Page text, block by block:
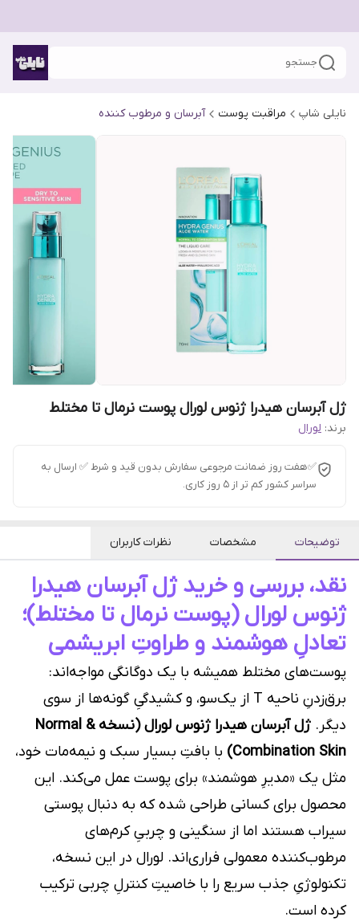
جستجو
نایلی شاپ مراقبت پوست آبرسان و مرطوب کننده
ژل آبرسان هیدرا ژنوس لورال پوست نرمال تا مختلط
برند: لورال
✅هفت روز ضمانت مرجوعی سفارش بدون قید و شرط ✅ ارسال به
سراسر کشور کم تر از 5 روز کاری.
توضیحات مشخصات نظرات کاربران
نقد، بررسی و خرید ژل آبرسان هیدرا
ژنوس لورال (پوست نرمال تا مختلط)؛
تعادلِ هوشمند و طراوتِ ابریشمی
پوست‌های مختلط همیشه با یک دوگانگی مواجه‌اند:
برق‌زدنِ ناحیه T از یک‌سو، و کشیدگیِ گونه‌ها از سوی
دیگر.
ژل آبرسان هیدرا ژنوس لورال (نسخه Normal &
Combination Skin)
با بافتِ بسیار سبک و نیمه‌مات خود،
مثل یک «مدیرِ هوشمند» برای پوست عمل می‌کند. این
محصول برای کسانی طراحی شده که به دنبال پوستی
سیراب هستند اما از سنگینی و چربیِ کرم‌های
مرطوب‌کننده معمولی فراری‌اند. لورال در این نسخه،
تکنولوژیِ جذب سریع را با خاصیتِ کنترلِ چربی ترکیب
کرده است.